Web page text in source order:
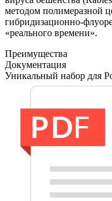
методом полимеразной
гибридизационно-
«реального времени».
Преимущества
Документация
Уникальный набор для